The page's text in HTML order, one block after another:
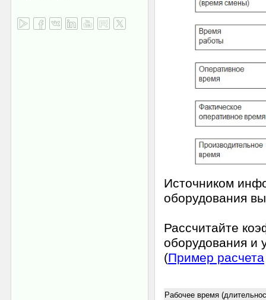
Источником
оборудования
Рассчитайте
оборудования и
(Пример расчета
Рабочее время